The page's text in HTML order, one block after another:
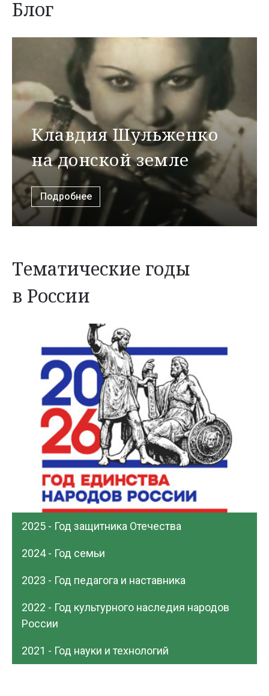
Блог
Клавдия Шульженко
на донской земле
Подробнее
Тематические годы
в России
2025 - Год защитника Отечества
2024 - Год семьи
2023 - Год педагога и наставника
2022 - Год культурного наследия народов
России
2021 - Год науки и технологий